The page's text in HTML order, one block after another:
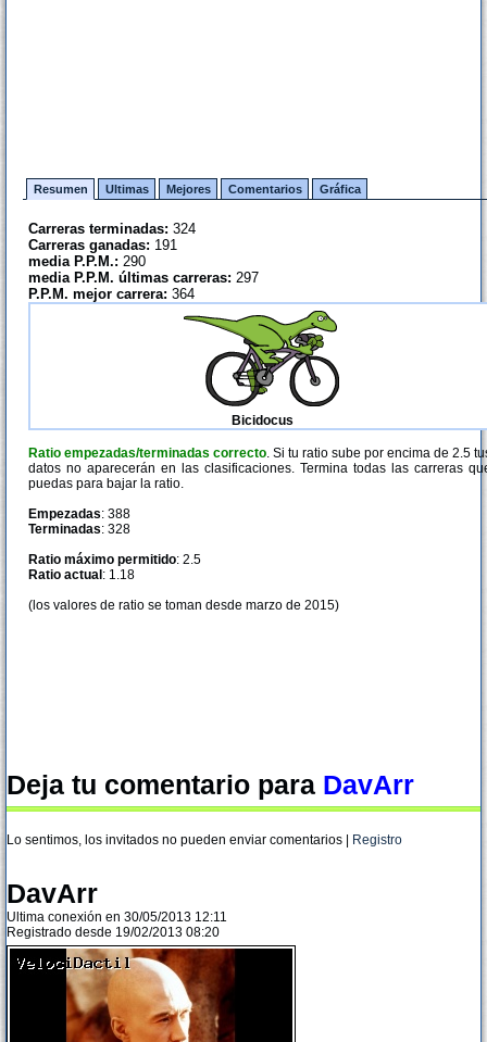
Resumen Ultimas Mejores Comentarios Gráfica
Carreras terminadas: 324
Carreras ganadas: 191
media P.P.M.: 290
media P.P.M. últimas carreras: 297
P.P.M. mejor carrera: 364
Bicidocus
Ratio empezadas/terminadas correcto. Si tu ratio sube por encima de 2.5
datos no aparecerán en las clasificaciones. Termina todas las carreras
puedas para bajar la ratio.
Empezadas: 388
Terminadas: 328
Ratio máximo permitido: 2.5
Ratio actual : 1.18
(los valores de ratio se toman desde marzo de 2015)
Deja tu comentario para DavArr
Lo sentimos, los invitados no pueden enviar comentarios | Registro
DavArr
Ultima conexión en 30/05/2013 12:11
Registrado desde 19/02/2013 08:20